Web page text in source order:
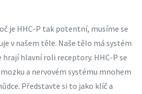
je HHC-P tak potentní, musíme se
v našem těle. Naše tělo má systém
hlavní roli receptory. HHC-P se
a nervovém systému mnohem
Představte si to jako klíč a